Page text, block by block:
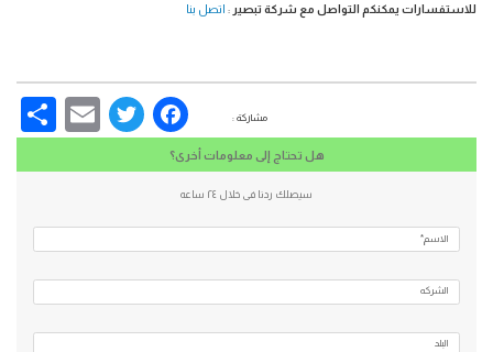
للاستفسارات يمكنكم التواصل مع شركة تبصير:اتصل بنا
مشاركة : Facebook
Twitter
هل تحتاج إلى معلومات أخرى؟
سيصلك ردنا فى خلال ٢٤ ساعه
الاسم*
الشركه